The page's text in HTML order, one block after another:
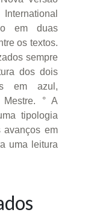
em duas
os textos.
sempre
dos dois
em azul,
Mestre. ° A
tipologia
avanços em
uma leitura